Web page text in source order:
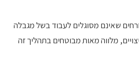
שאינם מסוגלים לעבוד בשל מגבלה
בקבלת פיצויים, מלווה מאות מבוטחים בתהליך זה